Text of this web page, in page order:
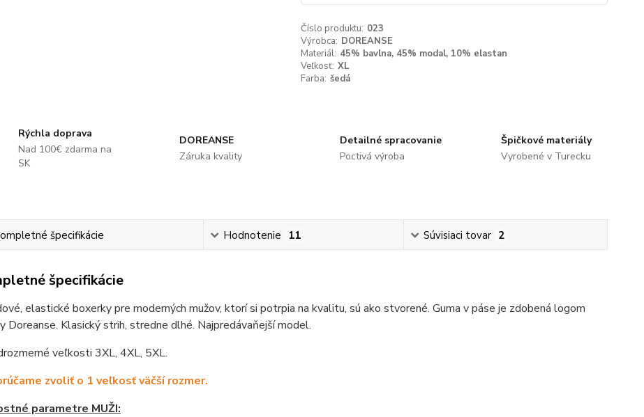
Číslo produktu: 023
Výrobca: DOREANSE
Materiál: 45% bavlna, 45% modal, 10% elastan
Veľkosť: XL
Farba: šedá
Rýchla doprava
Nad 100€ zdarma na
SK
DOREANSE
Záruka kvality
Detailné spracovanie
Poctivá výroba
Špičkové materiály
Vyrobené v Turecku
špecifikácie Hodnotenie 11 Súvisiaci tovar 2
špecifikácie
elastické boxerky pre moderných mužov, ktorí si potrpia na kvalitu, sú ako stvorené. Guma v páse je zdobená logom
Doreanse. Klasický strih, stredne dlhé. Najpredávaňejší model.
veľkosti 3XL, 4XL, 5XL.
zvoliť o 1 veľkosť väčší rozmer.
parametre MUŽI: